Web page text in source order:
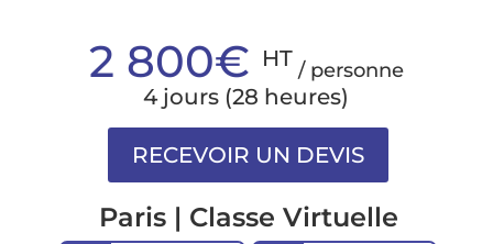
2 800€ HT / personne
4 jours (28 heures)
Paris | Classe Virtuelle